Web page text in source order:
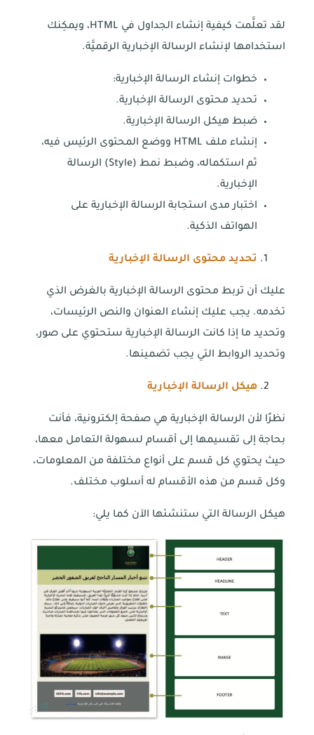
لقد تعلَّمت كيفية إنشاء الجداول في HTML، ويمكِنك
استخدامها لإنشاء الرسالة الإخبارية الرقميَّة.
خطوات إنشاء الرسالة الإخبارية:
تحديد محتوى الرسالة الإخبارية.
ضبط هيكل الرسالة الإخبارية.
إنشاء ملف HTML ووضع المحتوى الرئيس فيه،
ثم استكماله، وضبط نمط (Style) الرسالة
الإخبارية.
اختبار مدى استجابة الرسالة الإخبارية على
الهواتف الذكية.
تحديد محتوى الرسالة الإخبارية
عليك أن تربط محتوى الرسالة الإخبارية بالغرض الذي
تخدمه. يجب عليك إنشاء العنوان والنص الرئيسات،
وتحديد ما إذا كانت الرسالة الإخبارية ستحتوي على صور،
وتحديد الروابط التي يجب تضمينها.
هيكل الرسالة الإخبارية
نظرًا لأن الرسالة الإخبارية هي صفحة إلكترونية، فأنت
بحاجة إلى تقسيمها إلى أقسام لسهولة التعامل معها،
حيث يحتوي كل قسم على أنواع مختلفة من المعلومات،
وكل قسم من هذه الأقسام له أسلوب مختلف.
هيكل الرسالة التي ستنشئها الآن كما يلي: